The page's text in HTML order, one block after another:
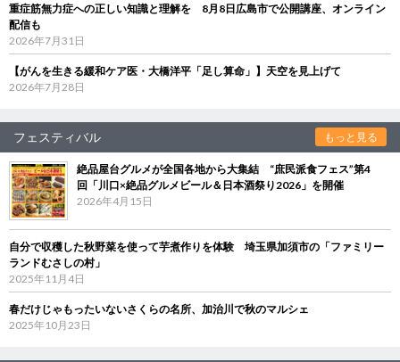
重症筋無力症への正しい知識と理解を 8月8日広島市で公開講座、オンライン
配信も
2026年7月31日
【がんを生きる緩和ケア医・大橋洋平「足し算命」】天空を見上げて
2026年7月28日
フェスティバル もっと見る
絶品屋台グルメが全国各地から大集結 “庶民派食フェス”第4
回「川口×絶品グルメビール＆日本酒祭り2026」を開催
2026年4月15日
自分で収穫した秋野菜を使って芋煮作りを体験 埼玉県加須市の「ファミリー
ランドむさしの村」
2025年11月4日
春だけじゃもったいないさくらの名所、加治川で秋のマルシェ
2025年10月23日